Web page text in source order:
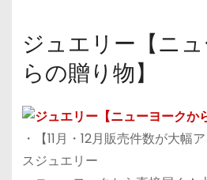
ジュエリー【ニ
らの贈り物】
・【11月・12月販売件数が大幅
スジュエリー